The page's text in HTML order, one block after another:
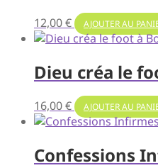
12,00€ AJOUTER AU
Dieu créa le
16,00€ AJOUTER AU
Confessions